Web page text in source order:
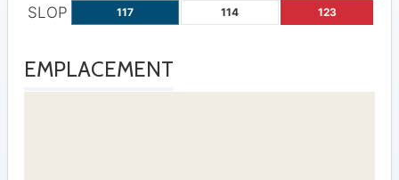
SLOP 117 114 123
EMPLACEMENT